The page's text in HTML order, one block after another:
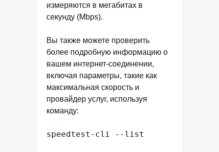
измеряются в мегабитах в
секунду (Mbps).
Вы также можете проверить
более подробную информацию о
вашем интернет-соединении,
включая параметры, такие как
максимальная скорость и
провайдер услуг, используя
команду:
speedtest-cli --list